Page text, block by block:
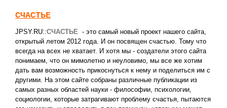
СЧАСТЬЕ
JPSY.RU::СЧАСТЬЕ - это самый новый проект нашего сайта,
открытый летом 2012 года. И он посвящен счастью. Тому что
всегда на всех не хватает. И хотя мы - создатели этого сайта
понимаем, что он мимолетно и неуловимо, мы все же хотим
дать вам возможность прикоснуться к нему и поделиться им с
другими. На этом сайте собраны различные публикации из
самых разных областей науки - философии, психологии,
социологии, которые затрагивают проблему счастья, пытаются